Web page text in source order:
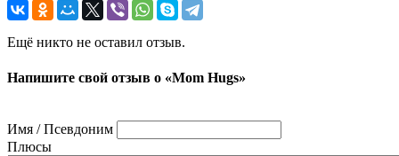
Ещё никто не оставил отзыв.
Напишите свой отзыв о «Mom Hugs»
Имя / Псевдоним
Плюсы